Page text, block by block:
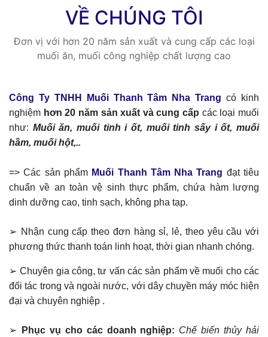
VỀ CHÚNG TÔI
Đơn vị với hơn 20 năm sản xuất và cung cấp các loại
muối ăn, muối công nghiệp chất lượng cao
Công Ty TNHH Muối Thanh Tâm Nha Trang có kinh
nghiệm hơn 20 năm sản xuất và cung cấp các loại muối
như: Muối ăn, muối tinh i ốt, muối tinh sấy i ốt, muối
hầm, muối hột,..
=> Các sản phẩm Muối Thanh Tâm Nha Trang đạt tiêu
chuẩn về an toàn vệ sinh thực phẩm, chứa hàm lượng
dinh dưỡng cao, tinh sạch, không pha tạp.
➢ Nhận cung cấp theo đơn hàng sỉ, lẻ, theo yêu cầu với
phương thức thanh toán linh hoạt, thời gian nhanh chóng.
➢Chuyên gia công, tư vấn các sản phẩm về muối cho các
đối tác trong và ngoài nước, với dây chuyền máy móc hiện
đại và chuyên nghiệp .
➢ Phục vụ cho các doanh nghiệp: Chế biến thủy hải